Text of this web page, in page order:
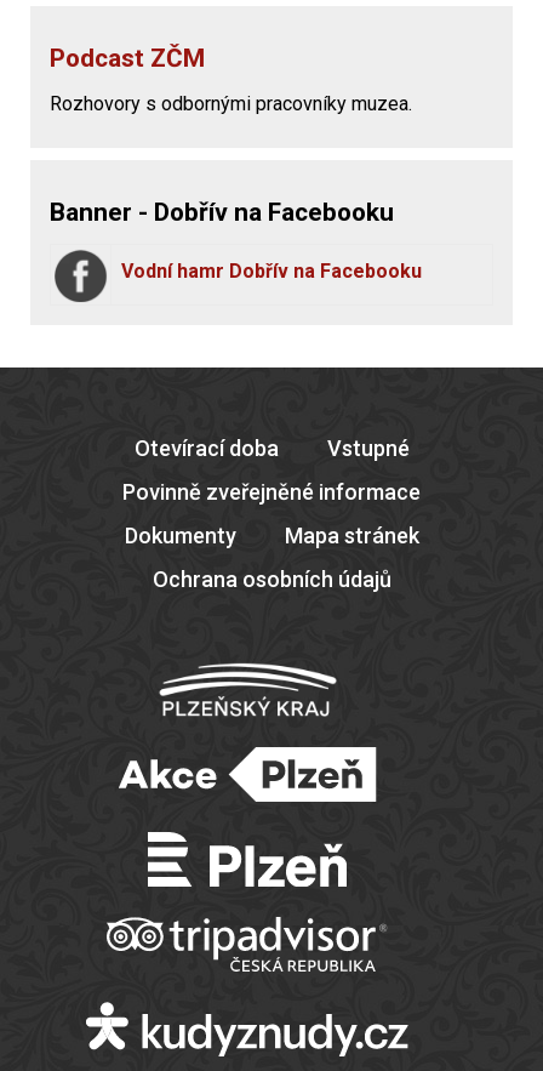
Podcast ZČM
Rozhovory s odbornými pracovníky muzea.
Banner - Dobřív na Facebooku
Vodní hamr Dobřív na Facebooku
Otevírací doba
Vstupné
Povinně zveřejněné informace
Dokumenty
Mapa stránek
Ochrana osobních údajů